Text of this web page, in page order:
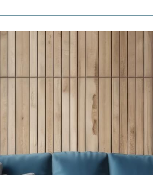
Voir les62annonces